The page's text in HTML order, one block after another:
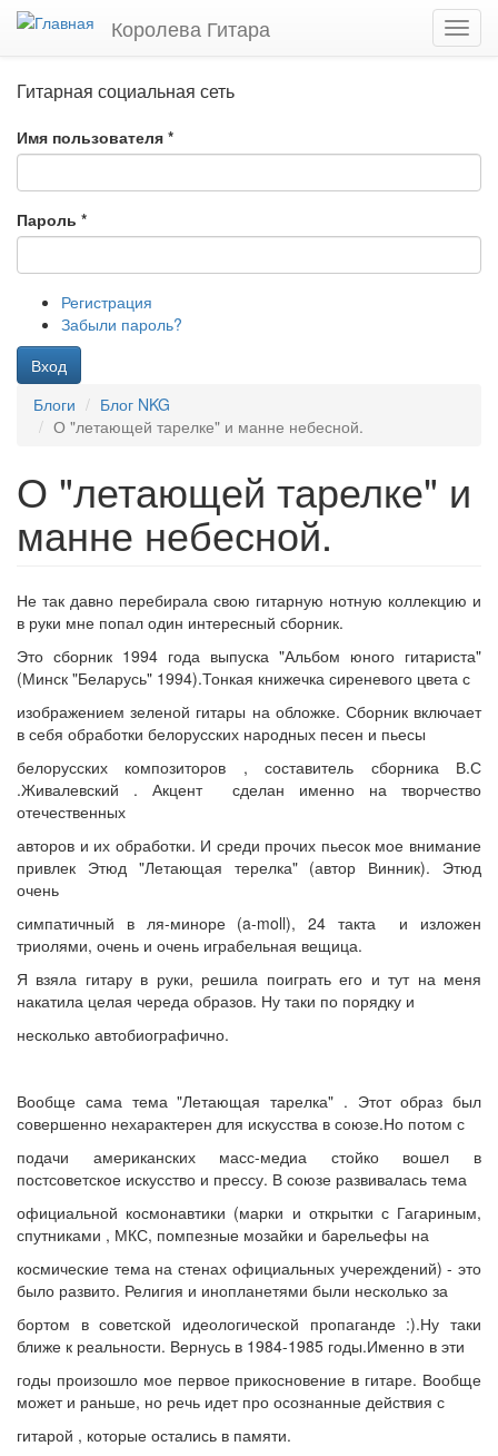
Перейти
Королева Гитара
Гитарная социальная сеть
Имя пользователя *
Пароль *
Регистрация
Забыли пароль?
Вход
Блоги
Блог NKG
О "летающей тарелке" и манне небесной.
О "летающей тарелке" и
манне небесной.
Не так давно перебирала свою гитарную нотную коллекцию и
в руки мне попал один интересный сборник.
Это сборник 1994 года выпуска "Альбом юного гитариста"
(Минск "Беларусь" 1994).Тонкая книжечка сиреневого цвета с
изображением зеленой гитары на обложке. Сборник включает
в себя обработки белорусских народных песен и пьесы
белорусских композиторов , составитель сборника В.С
.Живалевский . Акцент сделан именно на творчество
отечественных
авторов и их обработки. И среди прочих пьесок мое внимание
привлек Этюд "Летающая терелка" (автор Винник). Этюд
очень
симпатичный в ля-миноре (a-moll), 24 такта и изложен
триолями, очень и очень играбельная вещица.
Я взяла гитару в руки, решила поиграть его и тут на меня
накатила целая череда образов. Ну таки по порядку и
несколько автобиографично.
Вообще сама тема "Летающая тарелка" . Этот образ был
совершенно нехарактерен для искусства в союзе.Но потом с
подачи американских масс-медиа стойко вошел в
постсоветское искусство и прессу. В союзе развивалась тема
официальной космонавтики (марки и открытки с Гагариным,
спутниками , МКС, помпезные мозайки и барельефы на
космические тема на стенах официальных учереждений) - это
было развито. Религия и инопланетями были несколько за
бортом в советской идеологической пропаганде :).Ну таки
ближе к реальности. Вернусь в 1984-1985 годы.Именно в эти
годы произошло мое первое прикосновение в гитаре. Вообще
может и раньше, но речь идет про осознанные действия с
гитарой , которые остались в памяти.